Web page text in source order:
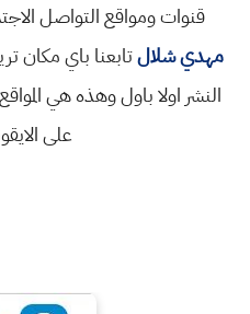
قنوات ومواقع التواصل
مهدي شلالتابعنا باي مكان
النشر اولا باول وهذه هي
على